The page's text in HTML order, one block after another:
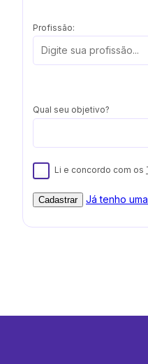
Profissão:
Qual seu objetivo?
Li e concordo com os
Cadastrar Já tenho